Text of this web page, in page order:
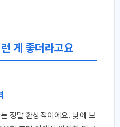
게 좋더라고요
정말 환상적이에요. 낮에 보